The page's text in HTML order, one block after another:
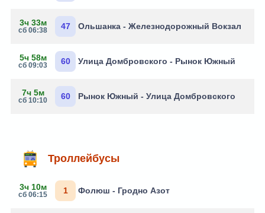
3ч 33м
сб 06:38 47 Ольшанка - Железнодорожный Вокзал
5ч 58м
сб 09:03 60 Улица Домбровского - Рынок Южный
7ч 5м
сб 10:10 60 Рынок Южный - Улица Домбровского
Троллейбусы
3ч 10м
сб 06:15 1 Фолюш - Гродно Азот